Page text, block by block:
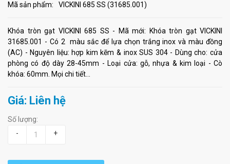
Mã sản phẩm:
VICKINI 685 SS (31685.001)
Khóa tròn gạt VICKINI 685 SS - Mã mới: Khóa tròn gạt VICKINI
31685.001 - Có 2 màu sắc để lựa chọn trắng inox và màu đồng
(AC) - Nguyên liệu: hợp kim kẽm & inox SUS 304 - Dùng cho: cửa
phòng có độ dày 28-45mm - Loại cửa: gỗ, nhựa & kim loại - Cò
khóa: 60mm. Mọi chi tiết...
Giá: Liên hệ
Số lượng:
-
+